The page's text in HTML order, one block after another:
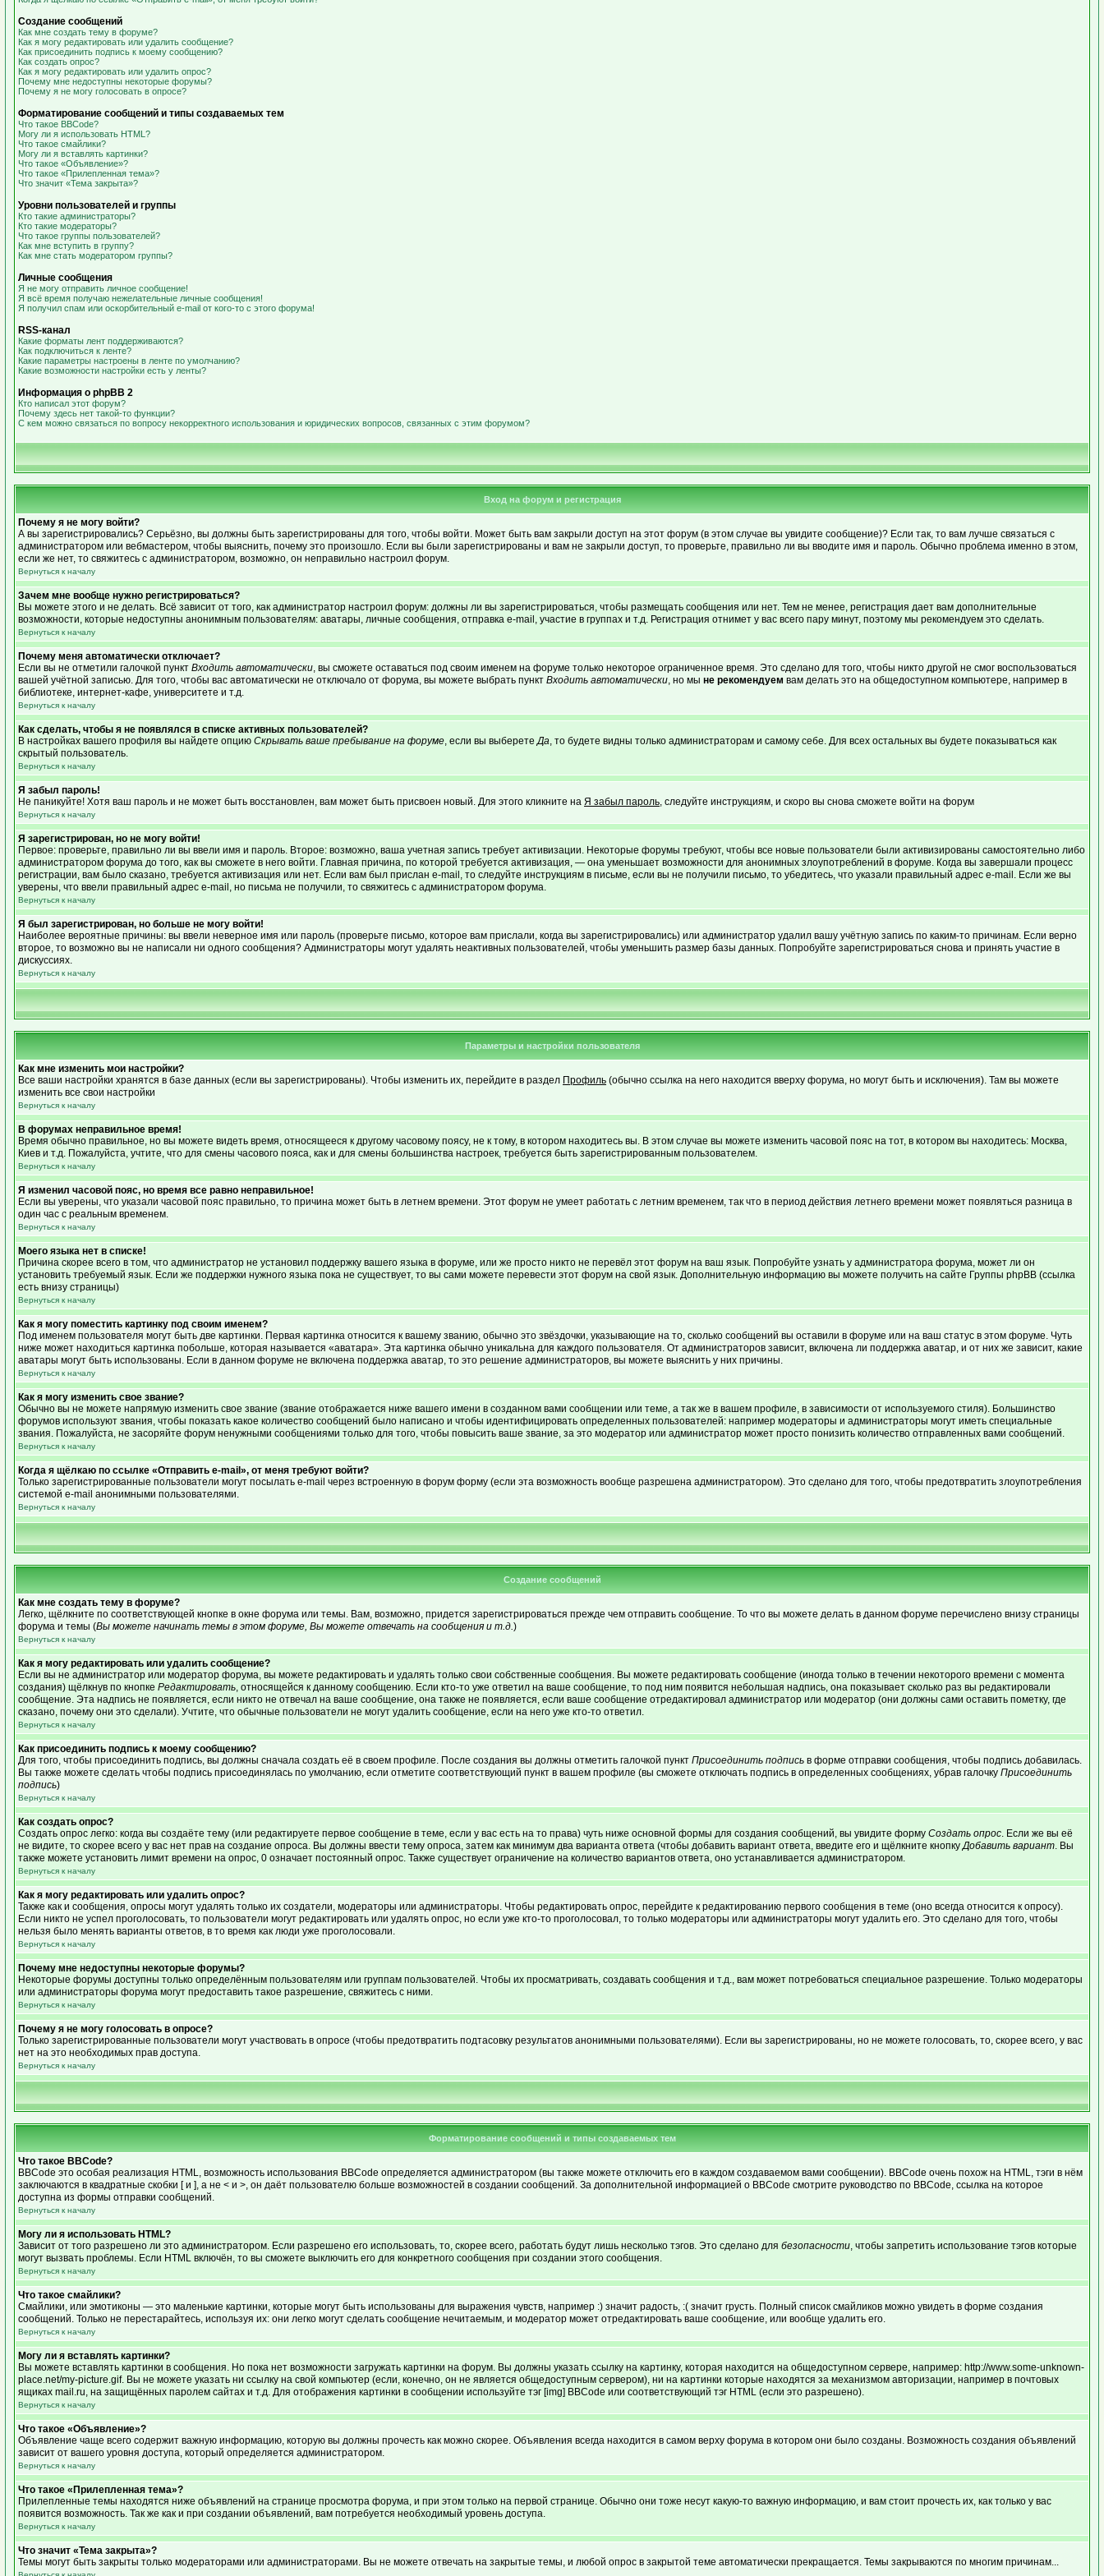
Создание сообщений
Как мне создать тему в форуме?
Как я могу редактировать или удалить сообщение?
Как присоединить подпись к моему сообщению?
Как создать опрос?
Как я могу редактировать или удалить опрос?
Почему мне недоступны некоторые форумы?
Почему я не могу голосовать в опросе?
Форматирование сообщений и типы создаваемых тем
Что такое BBCode?
Могу ли я использовать HTML?
Что такое смайлики?
Могу ли я вставлять картинки?
Что такое «Объявление»?
Что такое «Прилепленная тема»?
Что значит «Тема закрыта»?
Уровни пользователей и группы
Кто такие администраторы?
Кто такие модераторы?
Что такое группы пользователей?
Как мне вступить в группу?
Как мне стать модератором группы?
Личные сообщения
Я не могу отправить личное сообщение!
Я всё время получаю нежелательные личные сообщения!
Я получил спам или оскорбительный e-mail от кого-то с этого форума!
RSS-канал
Какие форматы лент поддерживаются?
Как подключиться к ленте?
Какие параметры настроены в ленте по умолчанию?
Какие возможности настройки есть у ленты?
Информация о phpBB 2
Кто написал этот форум?
Почему здесь нет такой-то функции?
С кем можно связаться по вопросу некорректного использования и юридических вопросов, связанных с этим форумом?
Вход на форум и регистрация
Почему я не могу войти?
А вы зарегистрировались? Серьёзно, вы должны быть зарегистрированы для того, чтобы войти. Может быть вам закрыли доступ на этот форум (в этом случае вы увидите сообщение)? Если так, то вам лучше связаться с
администратором или вебмастером, чтобы выяснить, почему это произошло. Если вы были зарегистрированы и вам не закрыли доступ, то проверьте, правильно ли вы вводите имя и пароль. Обычно проблема именно в этом,
если же нет, то свяжитесь с администратором, возможно, он неправильно настроил форум.
Вернуться к началу
Зачем мне вообще нужно регистрироваться?
Вы можете этого и не делать. Всё зависит от того, как администратор настроил форум: должны ли вы зарегистрироваться, чтобы размещать сообщения или нет. Тем не менее, регистрация дает вам дополнительные
возможности, которые недоступны анонимным пользователям: аватары, личные сообщения, отправка e-mail, участие в группах и т.д. Регистрация отнимет у вас всего пару минут, поэтому мы рекомендуем это сделать.
Вернуться к началу
Почему меня автоматически отключает?
Если вы не отметили галочкой пункт Входить автоматически, вы сможете оставаться под своим именем на форуме только некоторое ограниченное время. Это сделано для того, чтобы никто другой не смог воспользоваться
вашей учётной записью. Для того, чтобы вас автоматически не отключало от форума, вы можете выбрать пункт Входить автоматически, но мы не рекомендуем вам делать это на общедоступном компьютере, например в
библиотеке, интернет-кафе, университете и т.д.
Вернуться к началу
Как сделать, чтобы я не появлялся в списке активных пользователей?
В настройках вашего профиля вы найдете опцию Скрывать ваше пребывание на форуме, если вы выберетеДа, то будете видны только администраторам и самому себе. Для всех остальных вы будете показываться как
скрытый пользователь.
Вернуться к началу
Я забыл пароль!
Не паникуйте! Хотя ваш пароль и не может быть восстановлен, вам может быть присвоен новый. Для этого кликните на Я забыл пароль, следуйте инструкциям, и скоро вы снова сможете войти на форум
Вернуться к началу
Я зарегистрирован, но не могу войти!
Первое: проверьте, правильно ли вы ввели имя и пароль. Второе: возможно, ваша учетная запись требует активизации. Некоторые форумы требуют, чтобы все новые пользователи были активизированы самостоятельно либо
администратором форума до того, как вы сможете в него войти. Главная причина, по которой требуется активизация, — она уменьшает возможности для анонимных злоупотреблений в форуме. Когда вы завершали процесс
регистрации, вам было сказано, требуется активизация или нет. Если вам был прислан e-mail, то следуйте инструкциям в письме, если вы не получили письмо, то убедитесь, что указали правильный адрес e-mail. Если же вы
уверены, что ввели правильный адрес e-mail, но письма не получили, то свяжитесь с администратором форума.
Вернуться к началу
Я был зарегистрирован, но больше не могу войти!
Наиболее вероятные причины: вы ввели неверное имя или пароль (проверьте письмо, которое вам прислали, когда вы зарегистрировались) или администратор удалил вашу учётную запись по каким-то причинам. Если верно
второе, то возможно вы не написали ни одного сообщения? Администраторы могут удалять неактивных пользователей, чтобы уменьшить размер базы данных. Попробуйте зарегистрироваться снова и принять участие в
дискуссиях.
Вернуться к началу
Параметры и настройки пользователя
Как мне изменить мои настройки?
Все ваши настройки хранятся в базе данных (если вы зарегистрированы). Чтобы изменить их, перейдите в раздел Профиль (обычно ссылка на него находится вверху форума, но могут быть и исключения). Там вы можете
изменить все свои настройки
Вернуться к началу
В форумах неправильное время!
Время обычно правильное, но вы можете видеть время, относящееся к другому часовому поясу, не к тому, в котором находитесь вы. В этом случае вы можете изменить часовой пояс на тот, в котором вы находитесь: Москва,
Киев и т.д. Пожалуйста, учтите, что для смены часового пояса, как и для смены большинства настроек, требуется быть зарегистрированным пользователем.
Вернуться к началу
Я изменил часовой пояс, но время все равно неправильное!
Если вы уверены, что указали часовой пояс правильно, то причина может быть в летнем времени. Этот форум не умеет работать с летним временем, так что в период действия летнего времени может появляться разница в
один час с реальным временем.
Вернуться к началу
Моего языка нет в списке!
Причина скорее всего в том, что администратор не установил поддержку вашего языка в форуме, или же просто никто не перевёл этот форум на ваш язык. Попробуйте узнать у администратора форума, может ли он
установить требуемый язык. Если же поддержки нужного языка пока не существует, то вы сами можете перевести этот форум на свой язык. Дополнительную информацию вы можете получить на сайте Группы phpBB (ссылка
есть внизу страницы)
Вернуться к началу
Как я могу поместить картинку под своим именем?
Под именем пользователя могут быть две картинки. Первая картинка относится к вашему званию, обычно это звёздочки, указывающие на то, сколько сообщений вы оставили в форуме или на ваш статус в этом форуме. Чуть
ниже может находиться картинка побольше, которая называется «аватара». Эта картинка обычно уникальна для каждого пользователя. От администраторов зависит, включена ли поддержка аватар, и от них же зависит, какие
аватары могут быть использованы. Если в данном форуме не включена поддержка аватар, то это решение администраторов, вы можете выяснить у них причины.
Вернуться к началу
Как я могу изменить свое звание?
Обычно вы не можете напрямую изменить свое звание (звание отображается ниже вашего имени в созданном вами сообщении или теме, а так же в вашем профиле, в зависимости от используемого стиля). Большинство
форумов используют звания, чтобы показать какое количество сообщений было написано и чтобы идентифицировать определенных пользователей: например модераторы и администраторы могут иметь специальные
звания. Пожалуйста, не засоряйте форум ненужными сообщениями только для того, чтобы повысить ваше звание, за это модератор или администратор может просто понизить количество отправленных вами сообщений.
Вернуться к началу
Когда я щёлкаю по ссылке «Отправить e-mail», от меня требуют войти?
Только зарегистрированные пользователи могут посылать e-mail через встроенную в форум форму (если эта возможность вообще разрешена администратором). Это сделано для того, чтобы предотвратить злоупотребления
системой e-mail анонимными пользователями.
Вернуться к началу
Создание сообщений
Как мне создать тему в форуме?
Легко, щёлкните по соответствующей кнопке в окне форума или темы. Вам, возможно, придется зарегистрироваться прежде чем отправить сообщение. То что вы можете делать в данном форуме перечислено внизу страницы
форума и темы (Вы можете начинать темы в этом форуме, Вы можете отвечать на сообщения и т.д.)
Вернуться к началу
Как я могу редактировать или удалить сообщение?
Если вы не администратор или модератор форума, вы можете редактировать и удалять только свои собственные сообщения. Вы можете редактировать сообщение (иногда только в течении некоторого времени с момента
создания) щёлкнув по кнопке Редактировать, относящейся к данному сообщению. Если кто-то уже ответил на ваше сообщение, то под ним появится небольшая надпись, она показывает сколько раз вы редактировали
сообщение. Эта надпись не появляется, если никто не отвечал на ваше сообщение, она также не появляется, если ваше сообщение отредактировал администратор или модератор (они должны сами оставить пометку, где
сказано, почему они это сделали). Учтите, что обычные пользователи не могут удалить сообщение, если на него уже кто-то ответил.
Вернуться к началу
Как присоединить подпись к моему сообщению?
Для того, чтобы присоединить подпись, вы должны сначала создать её в своем профиле. После создания вы должны отметить галочкой пункт Присоединить подпись в форме отправки сообщения, чтобы подпись добавилась.
Вы также можете сделать чтобы подпись присоединялась по умолчанию, если отметите соответствующий пункт в вашем профиле (вы сможете отключать подпись в определенных сообщениях, убрав галочку Присоединить
подпись)
Вернуться к началу
Как создать опрос?
Создать опрос легко: когда вы создаёте тему (или редактируете первое сообщение в теме, если у вас есть на то права) чуть ниже основной формы для создания сообщений, вы увидите форму Создать опрос. Если же вы её
не видите, то скорее всего у вас нет прав на создание опроса. Вы должны ввести тему опроса, затем как минимум два варианта ответа (чтобы добавить вариант ответа, введите его и щёлкните кнопкуДобавить вариант. Вы
также можете установить лимит времени на опрос, 0 означает постоянный опрос. Также существует ограничение на количество вариантов ответа, оно устанавливается администратором.
Вернуться к началу
Как я могу редактировать или удалить опрос?
Также как и сообщения, опросы могут удалять только их создатели, модераторы или администраторы. Чтобы редактировать опрос, перейдите к редактированию первого сообщения в теме (оно всегда относится к опросу).
Если никто не успел проголосовать, то пользователи могут редактировать или удалять опрос, но если уже кто-то проголосовал, то только модераторы или администраторы могут удалить его. Это сделано для того, чтобы
нельзя было менять варианты ответов, в то время как люди уже проголосовали.
Вернуться к началу
Почему мне недоступны некоторые форумы?
Некоторые форумы доступны только определённым пользователям или группам пользователей. Чтобы их просматривать, создавать сообщения и т.д., вам может потребоваться специальное разрешение. Только модераторы
или администраторы форума могут предоставить такое разрешение, свяжитесь с ними.
Вернуться к началу
Почему я не могу голосовать в опросе?
Только зарегистрированные пользователи могут участвовать в опросе (чтобы предотвратить подтасовку результатов анонимными пользователями). Если вы зарегистрированы, но не можете голосовать, то, скорее всего, у вас
нет на это необходимых прав доступа.
Вернуться к началу
Форматирование сообщений и типы создаваемых тем
Что такое BBCode?
BBCode это особая реализация HTML, возможность использования BBCode определяется администратором (вы также можете отключить его в каждом создаваемом вами сообщении). BBCode очень похож на HTML, тэги в нём
заключаются в квадратные скобки [ и ], а не < и >, он даёт пользователю больше возможностей в создании сообщений. За дополнительной информацией о BBCode смотрите руководство по BBCode, ссылка на которое
доступна из формы отправки сообщений.
Вернуться к началу
Могу ли я использовать HTML?
Зависит от того разрешено ли это администратором. Если разрешено его использовать, то, скорее всего, работать будут лишь несколько тэгов. Это сделано для безопасности, чтобы запретить использование тэгов которые
могут вызвать проблемы. Если HTML включён, то вы сможете выключить его для конкретного сообщения при создании этого сообщения.
Вернуться к началу
Что такое смайлики?
Смайлики, или эмотиконы — это маленькие картинки, которые могут быть использованы для выражения чувств, например :) значит радость, :( значит грусть. Полный список смайликов можно увидеть в форме создания
сообщений. Только не перестарайтесь, используя их: они легко могут сделать сообщение нечитаемым, и модератор может отредактировать ваше сообщение, или вообще удалить его.
Вернуться к началу
Могу ли я вставлять картинки?
Вы можете вставлять картинки в сообщения. Но пока нет возможности загружать картинки на форум. Вы должны указать ссылку на картинку, которая находится на общедоступном сервере, например: http://www.some-unknown-
place.net/my-picture.gif. Вы не можете указать ни ссылку на свой компьютер (если, конечно, он не является общедоступным сервером), ни на картинки которые находятся за механизмом авторизации, например в почтовых
ящиках mail.ru, на защищённых паролем сайтах и т.д. Для отображения картинки в сообщении используйте тэг [img] BBCode или соответствующий тэг HTML (если это разрешено).
Вернуться к началу
Что такое «Объявление»?
Объявление чаще всего содержит важную информацию, которую вы должны прочесть как можно скорее. Объявления всегда находится в самом верху форума в котором они было созданы. Возможность создания объявлений
зависит от вашего уровня доступа, который определяется администратором.
Вернуться к началу
Что такое «Прилепленная тема»?
Прилепленные темы находятся ниже объявлений на странице просмотра форума, и при этом только на первой странице. Обычно они тоже несут какую-то важную информацию, и вам стоит прочесть их, как только у вас
появится возможность. Так же как и при создании объявлений, вам потребуется необходимый уровень доступа.
Вернуться к началу
Что значит «Тема закрыта»?
Темы могут быть закрыты только модераторами или администраторами. Вы не можете отвечать на закрытые темы, и любой опрос в закрытой теме автоматически прекращается. Темы закрываются по многим причинам...